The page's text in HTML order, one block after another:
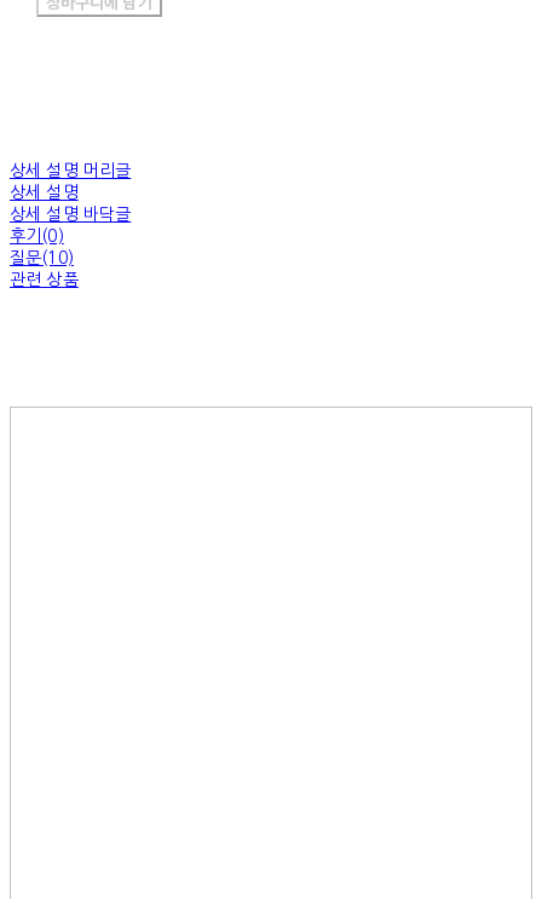
상세 설명 머리글
상세 설명
상세 설명 바닥글
후기(0)
질문(10)
관련 상품